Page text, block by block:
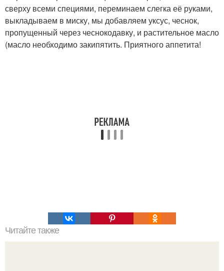
сверху всеми специями, переминаем слегка её руками,
выкладываем в миску, мы добавляем уксус, чеснок,
пропущенный через чеснокодавку, и растительное масло
(масло необходимо закипятить. Приятного аппетита!
Читайте также